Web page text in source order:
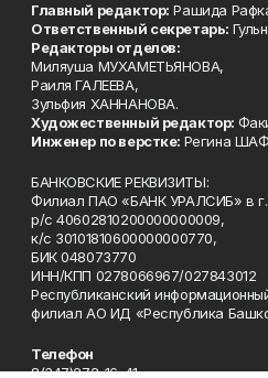
Главный редактор: Рашида
Ответственный секретарь:
Редакторы отделов:
Миляуша МУХАМЕТЬЯНОВА,
Раиля ГАЛЕЕВА,
Зульфия ХАННАНОВА.
Художественный редактор:
Инженер по верстке: Регина
БАНКОВСКИЕ РЕКВИЗИТЫ:
Филиал ПАО «БАНК УРАЛСИБ» в
р/с 40602810200000000009,
к/с 30101810600000000770,
БИК 048073770
ИНН/КПП 0278066967/027843012
Республиканский
филиал АО ИД «Республика
Телефон
8(347)272-16-41